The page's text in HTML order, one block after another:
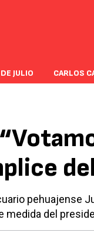
JULIO CARLOS
pehuajense
medida del